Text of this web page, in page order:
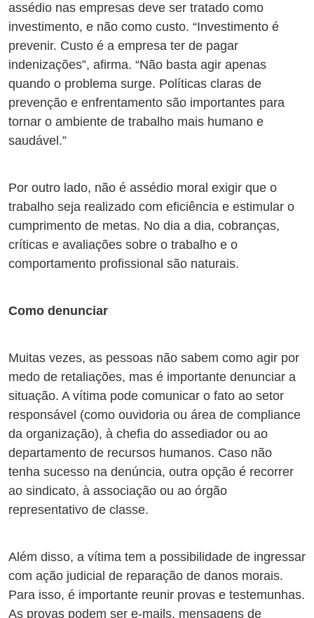
assédio nas empresas deve ser tratado como
investimento, e não como custo. “Investimento é
prevenir. Custo é a empresa ter de pagar
indenizações”, afirma. “Não basta agir apenas
quando o problema surge. Políticas claras de
prevenção e enfrentamento são importantes para
tornar o ambiente de trabalho mais humano e
saudável.”
Por outro lado, não é assédio moral exigir que o
trabalho seja realizado com eficiência e estimular o
cumprimento de metas. No dia a dia, cobranças,
críticas e avaliações sobre o trabalho e o
comportamento profissional são naturais.
Como denunciar
Muitas vezes, as pessoas não sabem como agir por
medo de retaliações, mas é importante denunciar a
situação. A vítima pode comunicar o fato ao setor
responsável (como ouvidoria ou área de compliance
da organização), à chefia do assediador ou ao
departamento de recursos humanos. Caso não
tenha sucesso na denúncia, outra opção é recorrer
ao sindicato, à associação ou ao órgão
representativo de classe.
Além disso, a vítima tem a possibilidade de ingressar
com ação judicial de reparação de danos morais.
Para isso, é importante reunir provas e testemunhas.
As provas podem ser e-mails, mensagens de